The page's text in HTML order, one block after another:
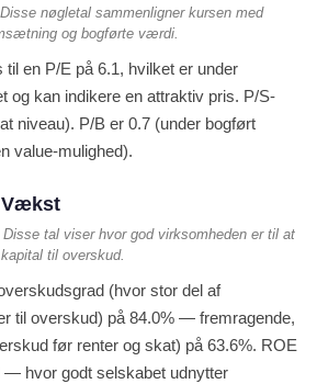
nøgletal sammenligner kursen med
og bogførte værdi.
til en P/E på 6.1, hvilket er under
og kan indikere en attraktiv pris. P/S-
niveau). P/B er 0.7 (under bogført
value-mulighed).
Vækst
tal viser hvor god virksomheden er til at
til overskud.
(hvor stor del af
til overskud) på 84.0% — fremragende,
før renter og skat) på 63.6%. ROE
— hvor godt selskabet udnytter